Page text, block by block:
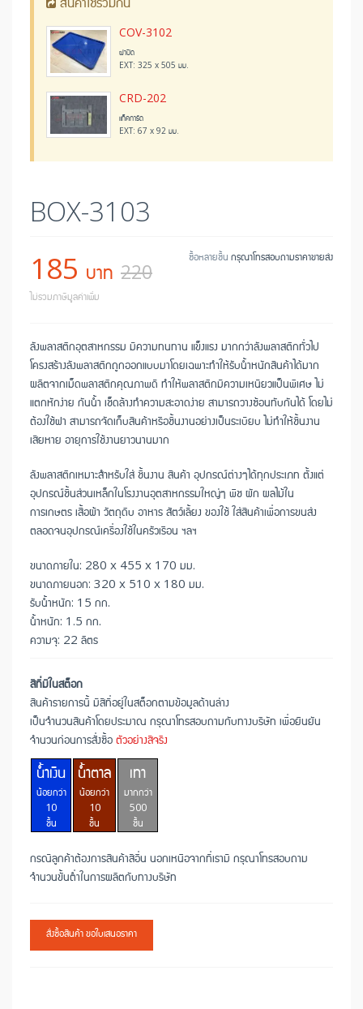
COV-3102
ฝาปิด
EXT: 325 x 505 มม.
CRD-202
แท็คการ์ด
EXT: 67 x 92 มม.
BOX-3103
185 บาท 220
ไม่รวมภาษีมูลค่าเพิ่ม
ซื้อหลายชิ้น กรุณาโทรสอบถามราคาขายส่ง
ลังพลาสติกอุตสาหกรรม มีความทนทาน แข็งแรง มากกว่าลังพลาสติกทั่วไป
โครงสร้างลังพลาสติกถูกออกแบบมาโดยเฉพาะทำให้รับน้ำหนักสินค้าได้มาก
ผลิตจากเม็ดพลาสติกคุณภาพดี ทำให้พลาสติกมีความเหนียวแป็นพิเศษ ไม่
แตกหักง่าย กันน้ำ เช็ดล้างทำความสะอาดง่าย สามารถวางซ้อนทับกันได้ โดยไม่
ต้องใช้ฝา สามารถจัดเก็บสินค้าหรือชิ้นงานอย่างเป็นระเบียบ ไม่ทำให้ชิ้นงาน
เสียหาย อายุการใช้งานยาวนานมาก
ลังพลาสติกเหมาะสำหรับใส่ ชิ้นงาน สินค้า อุปกรณ์ต่างๆได้ทุกประเภท ตั้งแต่
อุปกรณ์ชิ้นส่วนเหล็กในโรงงานอุตสาหกรรมใหญ่ๆ พืช ผัก ผลไม้ใน
การเกษตร เสื้อผ้า วัตถุดิบ อาหาร สัตว์เลี้ยง ของใช้ ใส่สินค้าเพื่อการขนส่ง
ตลอดจนอุปกรณ์เครื่องใช้ในครัวเรือน ฯลฯ
ขนาดภายใน: 280 x 455 x 170 มม.
ขนาดภายนอก: 320 x 510 x 180 มม.
รับน้ำหนัก: 15 กก.
น้ำหนัก: 1.5 กก.
ความจุ: 22 ลิตร
สีที่มีในสต็อก
สินค้ารายการนี้ มีสีที่อยู่ในสต็อกตามข้อมูลด้านล่าง
เป็นจำนวนสินค้าโดยประมาณ กรุณาโทรสอบถามกับทางบริษัท เพื่อยืนยัน
จำนวนก่อนการสั่งซื้อ ตัวอย่างสีจริง
น้ำเงิน
น้อยกว่า
10
ชิ้น
น้ำตาล
น้อยกว่า
10
ชิ้น
เทา
มากกว่า
500
ชิ้น
กรณีลูกค้าต้องการสินค้าสีอื่น นอกเหนือจากที่เรามี กรุณาโทรสอบถาม
จำนวนขั้นต่ำในการผลิตกับทางบริษัท
สั่งซื้อสินค้า ขอใบเสนอราคา